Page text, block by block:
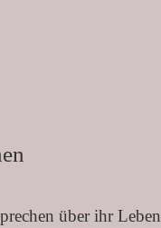
über ihr Leben